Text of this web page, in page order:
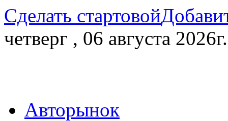
Сделать стартовой
четверг , 06 августа 2026г.
Авторынок